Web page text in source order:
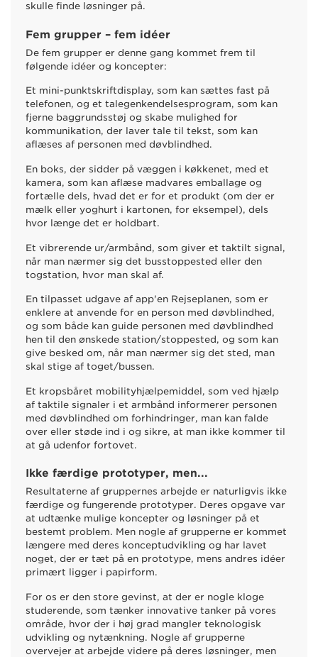
skulle finde løsninger på.
Fem grupper – fem idéer
De fem grupper er denne gang kommet frem til
følgende idéer og koncepter:
Et mini-punktskriftdisplay, som kan sættes fast på
telefonen, og et talegenkendelsesprogram, som kan
fjerne baggrundsstøj og skabe mulighed for
kommunikation, der laver tale til tekst, som kan
aflæses af personen med døvblindhed.
En boks, der sidder på væggen i køkkenet, med et
kamera, som kan aflæse madvares emballage og
fortælle dels, hvad det er for et produkt (om der er
mælk eller yoghurt i kartonen, for eksempel), dels
hvor længe det er holdbart.
Et vibrerende ur/armbånd, som giver et taktilt signal,
når man nærmer sig det busstoppested eller den
togstation, hvor man skal af.
En tilpasset udgave af app'en Rejseplanen, som er
enklere at anvende for en person med døvblindhed,
og som både kan guide personen med døvblindhed
hen til den ønskede station/stoppested, og som kan
give besked om, når man nærmer sig det sted, man
skal stige af toget/bussen.
Et kropsbåret mobilityhjælpemiddel, som ved hjælp
af taktile signaler i et armbånd informerer personen
med døvblindhed om forhindringer, man kan falde
over eller støde ind i og sikre, at man ikke kommer til
at gå udenfor fortovet.
Ikke færdige prototyper, men...
Resultaterne af gruppernes arbejde er naturligvis ikke
færdige og fungerende prototyper. Deres opgave var
at udtænke mulige koncepter og løsninger på et
bestemt problem. Men nogle af grupperne er kommet
længere med deres konceptudvikling og har lavet
noget, der er tæt på en prototype, mens andres idéer
primært ligger i papirform.
For os er den store gevinst, at der er nogle kloge
studerende, som tænker innovative tanker på vores
område, hvor der i høj grad mangler teknologisk
udvikling og nytænkning. Nogle af grupperne
overvejer at arbejde videre på deres løsninger, men